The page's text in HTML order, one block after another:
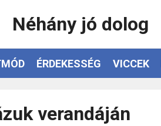
Néhány jó dolog
ÉRDEKESSÉG VICCEK
verandáján